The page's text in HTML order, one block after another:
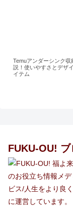
Temuアンダーシンク
説！使いやすさとデザ
イテム
FUKU-OU!
福よ
のお役立ち情報メ
ビス/人生をより良
に運営しています。